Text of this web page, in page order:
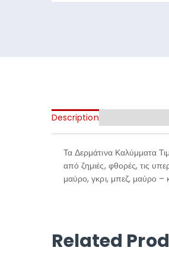
Description
Τα Δερμάτινα Καλύμματα
από ζημιές, φθορές, τις
μαύρο, γκρι, μπεζ, μαύρο
Related